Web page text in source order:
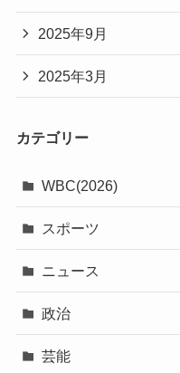
2025年9月
2025年3月
カテゴリー
WBC(2026)
スポーツ
ニュース
政治
芸能